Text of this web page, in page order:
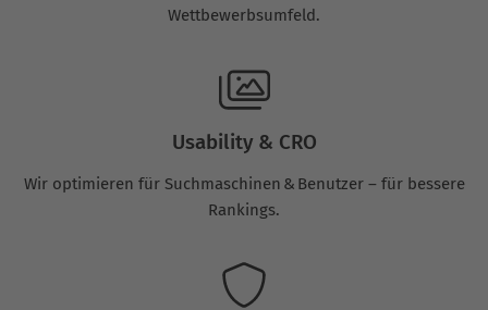
Wettbewerbsumfeld.
Usability & CRO
Wir optimieren für Suchmaschinen & Benutzer – für bessere
Rankings.